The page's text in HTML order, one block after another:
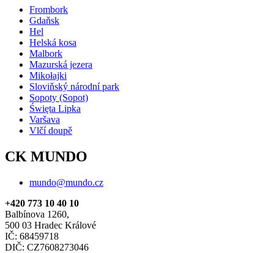
Frombork
Gdaňsk
Hel
Helská kosa
Malbork
Mazurská jezera
Mikołajki
Sloviňský národní park
Sopoty (Sopot)
Święta Lipka
Varšava
Vlčí doupě
CK MUNDO
mundo@mundo.cz
+420 773 10 40 10
Balbínova 1260,
500 03 Hradec Králové
IČ: 68459718
DIČ: CZ7608273046